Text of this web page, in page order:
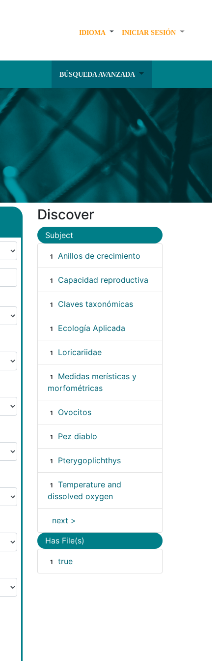
IDIOMA INICIAR SESIÓN
BÚSQUEDA AVANZADA
Discover
Subject
1 Anillos de crecimiento
1 Capacidad reproductiva
1 Claves taxonómicas
1 Ecología Aplicada
1 Loricariidae
1
Medidas merísticas y
morfométricas
1 Ovocitos
1 Pez diablo
1 Pterygoplichthys
1
Temperature and
dissolved oxygen
next >
Has File(s)
1 true